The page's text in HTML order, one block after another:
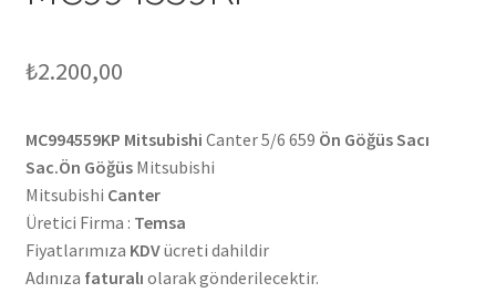
₺2.200,00
MC994559KP Mitsubishi Canter 5/6 659 Ön Göğüs Sacı
Sac.Ön GöğüsMitsubishi
Mitsubishi Canter
Üretici Firma : Temsa
Fiyatlarımıza KDVücreti dahildir
Adınıza faturalı olarak gönderilecektir.